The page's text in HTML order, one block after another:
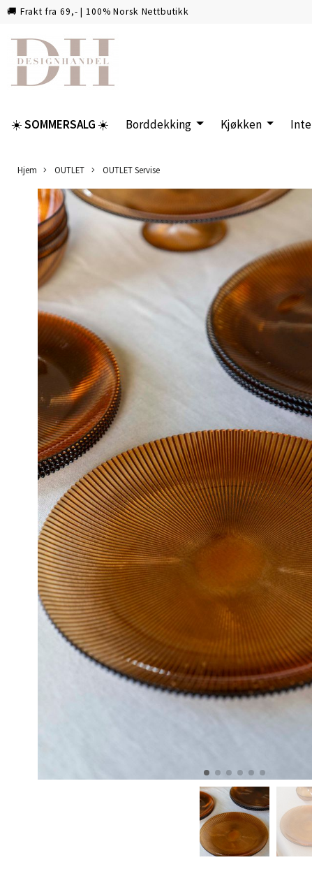
🚚 Frakt fra 69,- | 100% Norsk Nettbutikk
☀️SOMMERSALG☀️ Borddekking Kjøkken
Hjem OUTLET OUTLET Servise